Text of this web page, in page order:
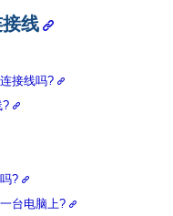
线
接线吗?
?
?
台电脑上?